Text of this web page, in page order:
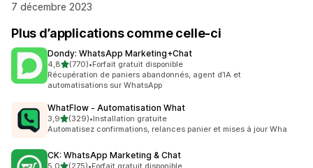
7 décembre 2023
Plus d’applications comme celle-ci
Dondy: WhatsApp Marketing+Chat
4,8étoile(s) sur 5
(770)
770 avis au total
•Forfait gratuit disponible
Récupération de paniers abandonnés, agent d’IA et
automatisations sur WhatsApp
WhatFlow ‑ Automatisation What
3,9étoile(s) sur 5
(329)
329 avis au total
•Installation gratuite
Automatisez confirmations, relances panier et mises à jour Wha
CK: WhatsApp Marketing & Chat
étoile(s) sur 5